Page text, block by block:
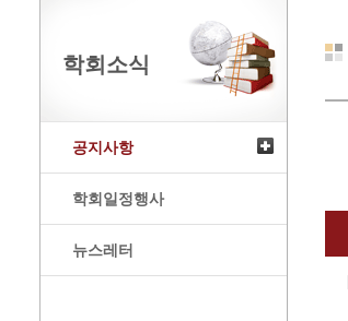
학회소식
공지사항
학회일정행사
뉴스레터